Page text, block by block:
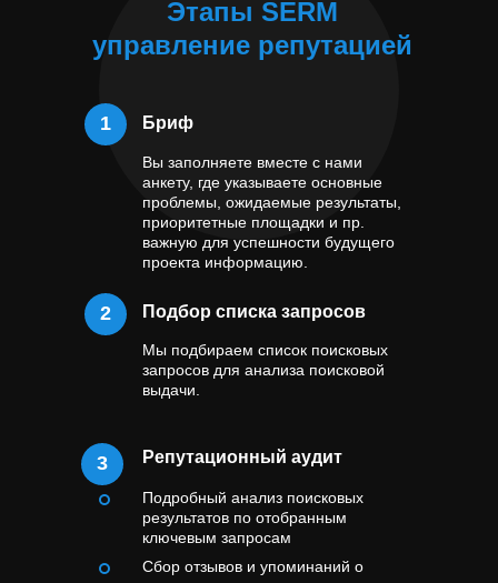
1 Бриф
2 Подбор списка запросов
3 Репутационный аудит
Подробный анализ поисковых
результатов по отобранным
ключевым запросам
Сбор отзывов и упоминаний о
Этапы SERM
управление репутацией
Вы заполняете вместе с нами
анкету, где указываете основные
проблемы, ожидаемые результаты,
приоритетные площадки и пр.
важную для успешности будущего
проекта информацию.
Мы подбираем список поисковых
запросов для анализа поисковой
выдачи.